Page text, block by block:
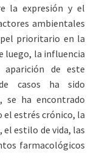
la expresión y el
ambientales
prioritario en la
luego, la influencia
de este
casos ha sido
se ha encontrado
el estrés crónico, la
estilo de vida, las
farmacológicos